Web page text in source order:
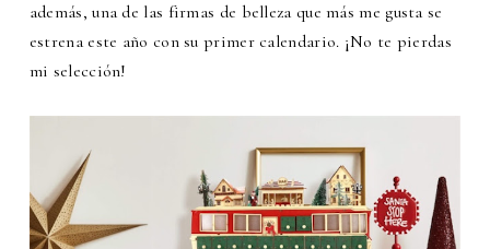
además, una de las firmas de belleza que más me gusta se
estrena este año con su primer calendario. ¡No te pierdas
mi selección!